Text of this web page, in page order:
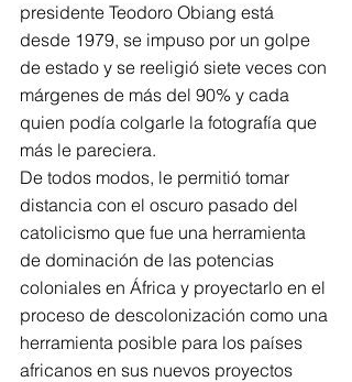
presidente Teodoro Obiang está
desde 1979, se impuso por un golpe
de estado y se reeligió siete veces con
márgenes de más del 90% y cada
quien podía colgarle la fotografía que
más le pareciera.
De todos modos, le permitió tomar
distancia con el oscuro pasado del
catolicismo que fue una herramienta
de dominación de las potencias
coloniales en África y proyectarlo en el
proceso de descolonización como una
herramienta posible para los países
africanos en sus nuevos proyectos